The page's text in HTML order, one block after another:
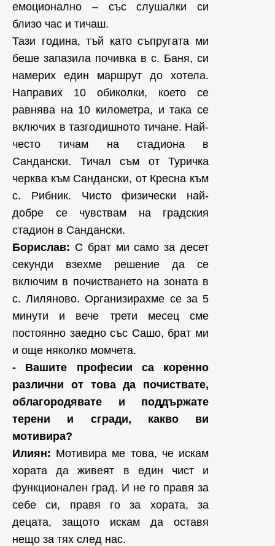
емоционално – със слушалки си
близо час и тичаш.
Тази година, тъй като съпругата ми
беше запазила почивка в с. Баня, си
намерих един маршрут до хотела.
Направих 10 обиколки, което се
равнява на 10 километра, и така се
включих в тазгодишното тичане. Най-
често тичам на стадиона в
Сандански. Тичал съм от Туричка
черква към Сандански, от Кресна към
с. Рибник. Чисто физически най-
добре се чувствам на градския
стадион в Сандански.
Борислав: С брат ми само за десет
секунди взехме решение да се
включим в почистването на зоната в
с. Лиляново. Организирахме се за 5
минути и вече трети месец сме
постоянно заедно със Сашо, брат ми
и още няколко момчета.
- Вашите професии са коренно
различни от това да почиствате,
облагородявате и поддържате
терени и сгради, какво ви
мотивира?
Илиян: Мотивира ме това, че искам
хората да живеят в един чист и
функционален град. И не го правя за
себе си, правя го за хората, за
децата, защото искам да оставя
нещо за тях след нас.